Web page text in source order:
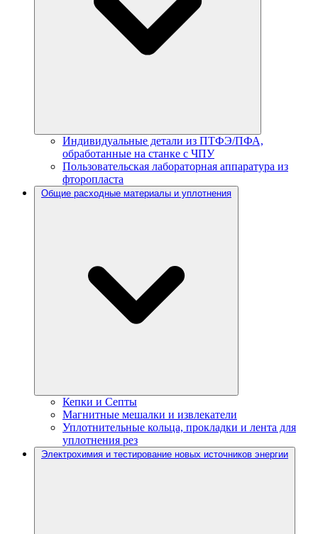
Индивидуальные детали из ПТФЭ/ПФА,
обработанные на станке с ЧПУ
Пользовательская лабораторная аппаратура из
фторопласта
Общие расходные материалы и уплотнения
Кепки и Септы
Магнитные мешалки и извлекатели
Уплотнительные кольца, прокладки и лента для
уплотнения рез
Электрохимия и тестирование новых источников энергии